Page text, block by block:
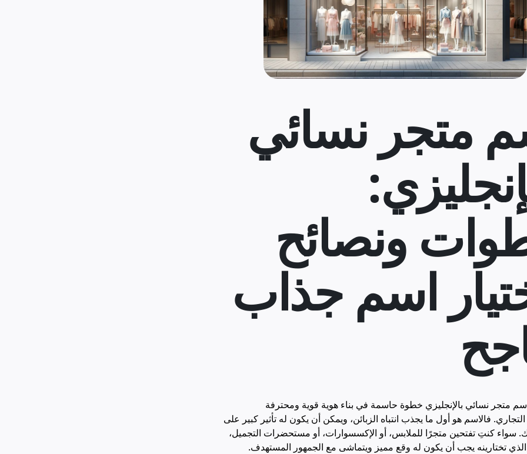
متجر نسائي
ونصائح
اسم جذاب
اسم متجر نسائي بالإنجليزي خطوة حاسمة في بناء هوية قوية ومحترفة
فالاسم هو أول ما يجذب انتباه الزبائن، ويمكن أن يكون له تأثير كبير على
سواء كنتِ تفتحين متجرًا للملابس، أو الإكسسوارات، أو مستحضرات التجميل،
تختارينه يجب أن يكون له وقع مميز ويتماشى مع الجمهور المستهدف.